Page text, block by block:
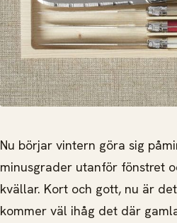
Nu börjar vintern göra sig
minusgrader utanför fönstret
kvällar. Kort och gott, nu är
kommer väl ihåg det där